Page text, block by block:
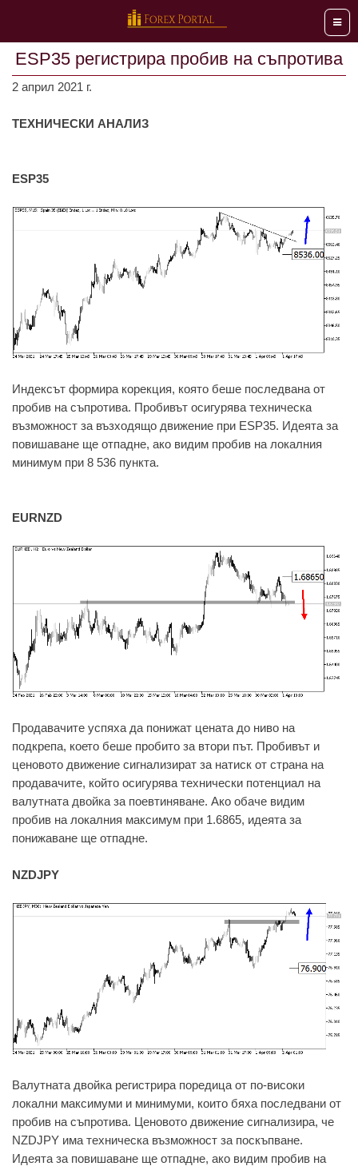
Меню
ESP35 регистрира пробив на съпротива
2 април 2021 г.
ТЕХНИЧЕСКИ АНАЛИЗ
ESP35
Индексът формира корекция, която беше последвана от
пробив на съпротива. Пробивът осигурява техническа
възможност за възходящо движение при ESP35. Идеята за
повишаване ще отпадне, ако видим пробив на локалния
минимум при 8 536 пункта.
EURNZD
Продавачите успяха да понижат цената до ниво на
подкрепа, което беше пробито за втори път. Пробивът и
ценовото движение сигнализират за натиск от страна на
продавачите, който осигурява технически потенциал на
валутната двойка за поевтиняване. Ако обаче видим
пробив на локалния максимум при 1.6865, идеята за
понижаване ще отпадне.
NZDJPY
Валутната двойка регистрира поредица от по-високи
локални максимуми и минимуми, които бяха последвани от
пробив на съпротива. Ценовото движение сигнализира, че
NZDJPY има техническа възможност за поскъпване.
Идеята за повишаване ще отпадне, ако видим пробив на